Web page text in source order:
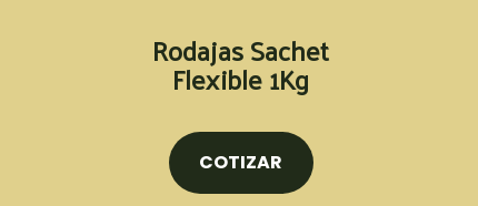
Rodajas Sachet
Flexible 1Kg
COTIZAR